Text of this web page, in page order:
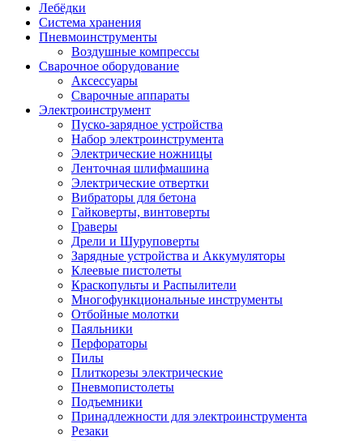
Лебёдки
Система хранения
Пневмоинструменты
Воздушные компрессы
Сварочное оборудование
Аксессуары
Сварочные аппараты
Электроинструмент
Пуско-зарядное устройства
Набор электроинструмента
Электрические ножницы
Ленточная шлифмашина
Электрические отвертки
Вибраторы для бетона
Гайковерты, винтоверты
Граверы
Дрели и Шуруповерты
Зарядные устройства и Аккумуляторы
Клеевые пистолеты
Краскопульты и Распылители
Многофункциональные инструменты
Отбойные молотки
Паяльники
Перфораторы
Пилы
Плиткорезы электрические
Пневмопистолеты
Подъемники
Принадлежности для электроинструмента
Резаки